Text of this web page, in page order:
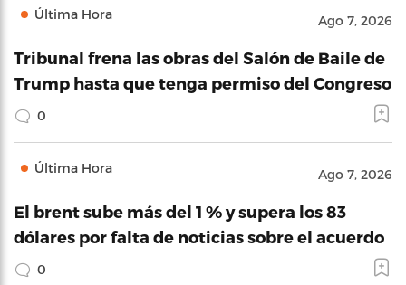
Última Hora Ago 7, 2026
Tribunal frena las obras del Salón de Baile de
Trump hasta que tenga permiso del Congreso
0
Última Hora Ago 7, 2026
El brent sube más del 1 % y supera los 83
dólares por falta de noticias sobre el acuerdo
0